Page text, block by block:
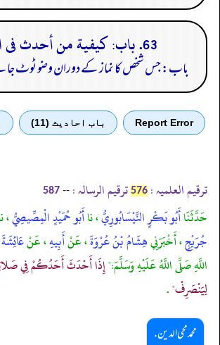
63. باب: كيفية من أحدث فى الصلاة
باب: جس شخص کا نماز کے دوران وضو ٹوٹ
Report Error باب احادیث (11)
ترقیم العلمیہ : 576 ترقیم الرسالہ : --
587
حَدَّثَنَاأَبُو بَكْرٍ النَّيْسَابُورِيُّ، ناأَبُو حُمَيْدٍ الْمِصِّيصِيُّ،
جُرَيْجٍ، أَخْبَرَنِيهِشَامُ بْنُ عُرْوَةَ، عَنْأَبِيهِ، عَنْعَائِشَةَ
اللَّهِ صَلَّى اللَّهُ عَلَيْهِ وَسَلَّمَ:"إِذَا أَحْدَثَ أَحَدُكُمْ فِي
لِيَنْصَرِفْ".
محمد محی الدین .